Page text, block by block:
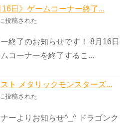
日》ゲームコーナー終了...
投稿された
終了のお知らせです！ 8月16日
コーナーを終了するこ...
ト メタリックモンスターズ...
投稿された
ーよりお知らせ^_^ ドラゴンク